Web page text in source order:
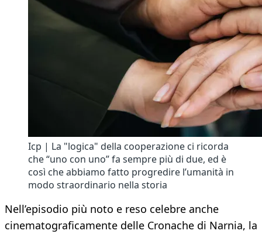
Icp | La "logica" della cooperazione ci ricorda
che “uno con uno” fa sempre più di due, ed è
così che abbiamo fatto progredire l’umanità in
modo straordinario nella storia
Nell’episodio più noto e reso celebre anche
cinematograficamente delle Cronache di Narnia, la